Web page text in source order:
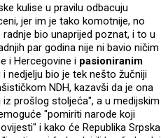
kulise u pravilu odbacuju
jer im je tako komotnije, no
bio unaprijed poznat, i to u
par godina nije ni bavio ničim
i Hercegovine i pasioniranim
i nedjelju bio je tek nešto žučniji
NDH, kazavši da je ona
prošlog stoljeća", a u medijskim
"pomiriti narode koji
i kako će Republika Srpska